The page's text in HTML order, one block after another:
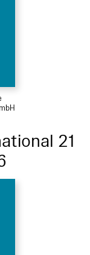
21